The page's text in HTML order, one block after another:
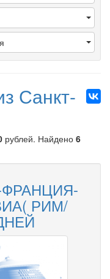
Санкт-
рублей. Найдено 6
РИМ/